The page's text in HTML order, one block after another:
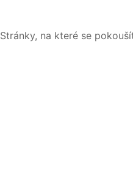
Stránky, na které se